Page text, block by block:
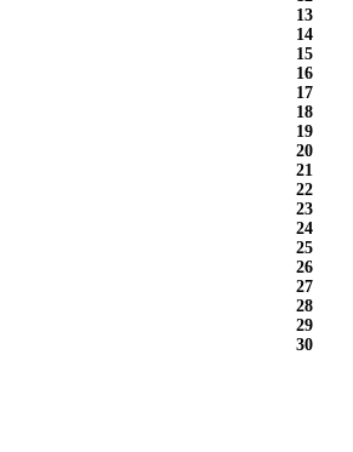
13
14
15
16
17
18
19
20
21
22
23
24
25
26
27
28
29
30